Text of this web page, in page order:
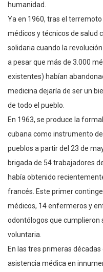
humanidad.
Ya en 1960, tras el
médicos y técnicos de salud
solidaria cuando la
a pesar que más de 3.000
existentes) habían
medicina dejaría de ser un
de todo el pueblo.
En 1963, se produce la
cubana como instrumento
pueblos a partir del 23 de
brigada de 54 trabajadores
había obtenido
francés. Este primer
médicos, 14 enfermeros y
odontólogos que
voluntaria.
En las tres primeras
asistencia médica en